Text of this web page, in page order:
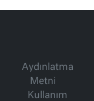
Aydınlatma
Metni
Kullanım